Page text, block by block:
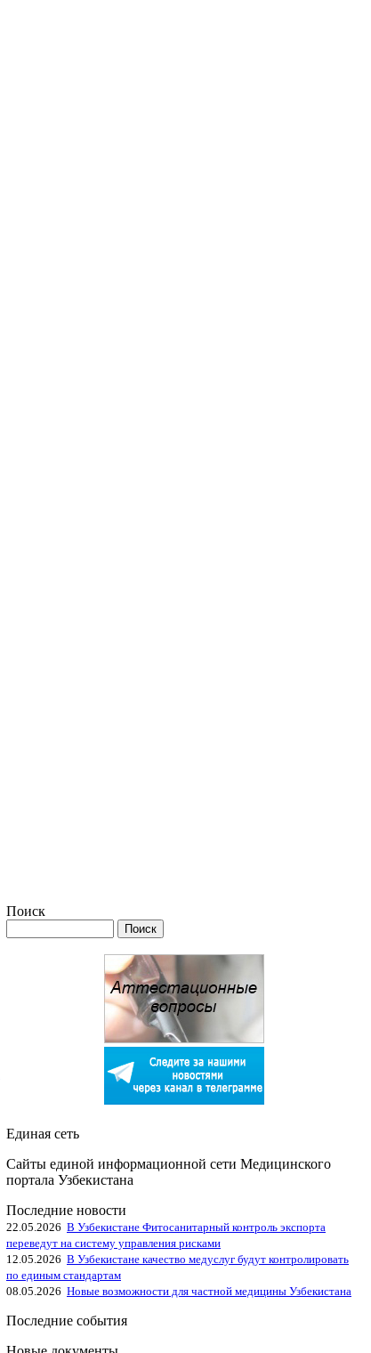
Поиск
Единая сеть
Сайты единой информационной сети Медицинского
портала Узбекистана
Последние новости
22.05.2026 В Узбекистане Фитосанитарный контроль экспорта
переведут на систему управления рисками
12.05.2026 В Узбекистане качество медуслуг будут контролировать
по единым стандартам
08.05.2026 Новые возможности для частной медицины Узбекистана
Последние события